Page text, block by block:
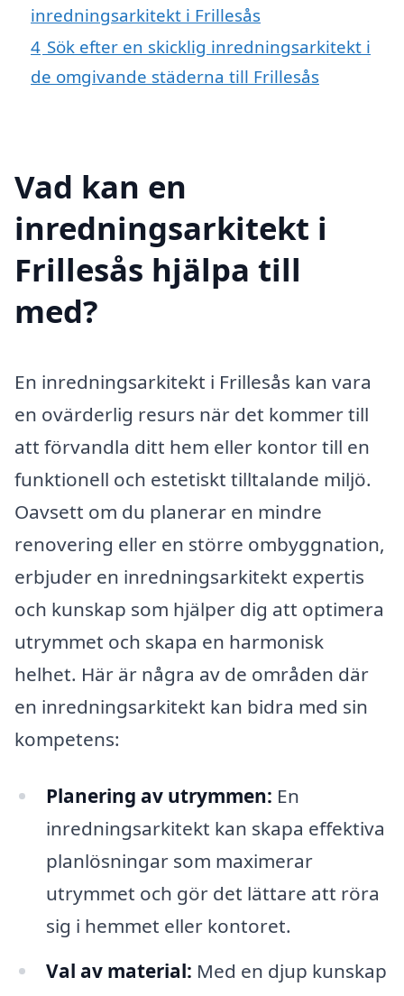
inredningsarkitekt i Frillesås
4 Sök efter en skicklig inredningsarkitekt i
de omgivande städerna till Frillesås
Vad kan en
inredningsarkitekt i
Frillesås hjälpa till
med?
En inredningsarkitekt i Frillesås kan vara
en ovärderlig resurs när det kommer till
att förvandla ditt hem eller kontor till en
funktionell och estetiskt tilltalande miljö.
Oavsett om du planerar en mindre
renovering eller en större ombyggnation,
erbjuder en inredningsarkitekt expertis
och kunskap som hjälper dig att optimera
utrymmet och skapa en harmonisk
helhet. Här är några av de områden där
en inredningsarkitekt kan bidra med sin
kompetens:
Planering av utrymmen: En
inredningsarkitekt kan skapa effektiva
planlösningar som maximerar
utrymmet och gör det lättare att röra
sig i hemmet eller kontoret.
Val av material: Med en djup kunskap